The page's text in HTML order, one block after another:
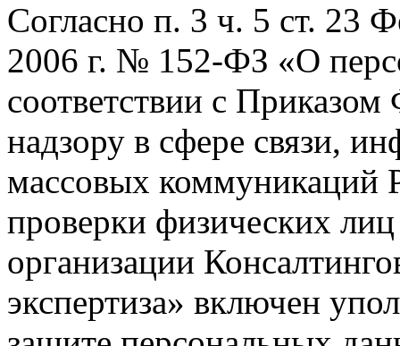
Согласно п. 3 ч. 5 ст. 23
2006 г. № 152-ФЗ «О
соответствии с
надзору в сфере связи,
массовых коммуникаций
проверки физических
организации
экспертиза» включен